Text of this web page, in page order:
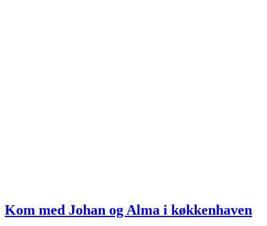
Kom med Johan og Alma i køkkenhaven